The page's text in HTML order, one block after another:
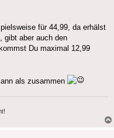
für 44,99, da erhälst
gibt aber auch den
Du maximal 12,99
als zusammen